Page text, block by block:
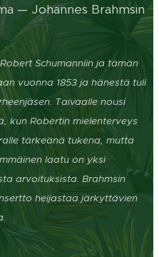
— Johannes Brahmsin
Schumanniin ja tämän
vuonna 1853 ja hänestä tuli
Taivaalle nousi
kun Robertin mielenterveys
tärkeänä tukena, mutta
laatu on yksi
arvoituksista. Brahmsin
heijastaa järkyttävien